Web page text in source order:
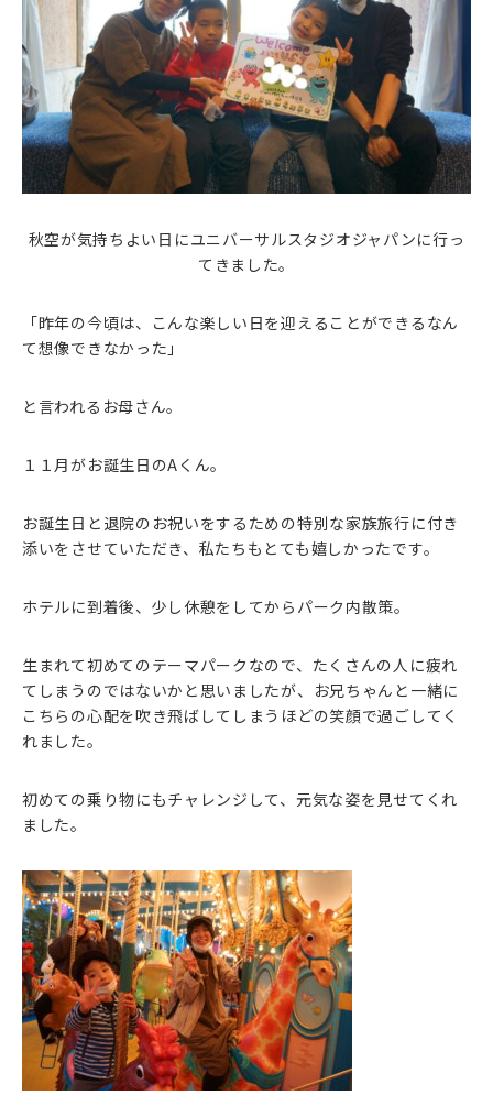
秋空が気持ちよい日にユニバーサルスタジオジャパンに行っ
てきました。
「昨年の今頃は、こんな楽しい日を迎えることができるなん
て想像できなかった」
と言われるお母さん。
１１月がお誕生日のAくん。
お誕生日と退院のお祝いをするための特別な家族旅行に付き
添いをさせていただき、私たちもとても嬉しかったです。
ホテルに到着後、少し休憩をしてからパーク内散策。
生まれて初めてのテーマパークなので、たくさんの人に疲れ
てしまうのではないかと思いましたが、お兄ちゃんと一緒に
こちらの心配を吹き飛ばしてしまうほどの笑顔で過ごしてく
れました。
初めての乗り物にもチャレンジして、元気な姿を見せてくれ
ました。